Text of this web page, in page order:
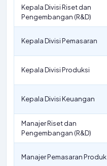
Kepala Divisi Riset dan
Pengembangan (R&D)
Kepala Divisi Pemasaran
Kepala Divisi Produksi
Kepala Divisi Keuangan
Manajer Riset dan
Pengembangan (R&D)
Manajer Pemasaran Produk